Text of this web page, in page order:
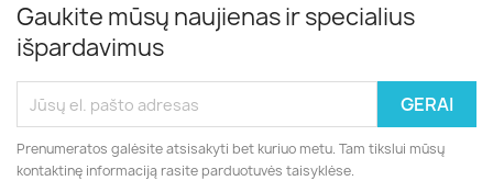
Gaukite mūsų naujienas ir specialius
išpardavimus
Prenumeratos galėsite atsisakyti bet kuriuo metu. Tam tikslui mūsų
kontaktinę informaciją rasite parduotuvės taisyklėse.